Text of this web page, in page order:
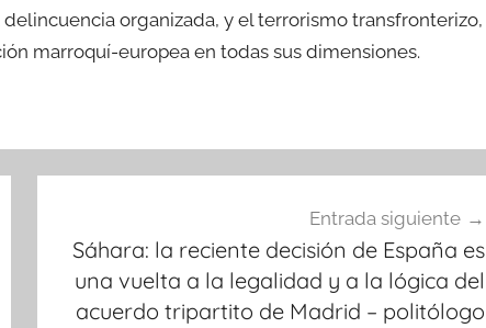
organizada, y el terrorismo transfronterizo,
marroquí-europea en todas sus dimensiones.
Entrada siguiente
Sáhara: la reciente decisión de España es
una vuelta a la legalidad y a la lógica del
acuerdo tripartito de Madrid – politólogo